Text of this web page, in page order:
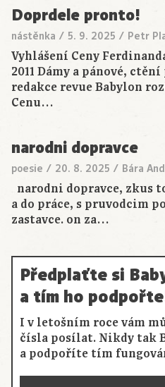
Doprdele pronto!
nástěnka / 5. 9. 2025 / Petr
Vyhlášení Ceny
2011 Dámy a pánové,
redakce revue Babylon
Cenu…
narodni dopravce
poesie / 20. 8. 2025 / Bára
narodni dopravce, zkus
a do práce, s pruvodcim
zastavce. on za…
Předplaťte si
a tím ho
I v letošním roce vám
čísla posílat. Nikdy tak
a podpoříte tím